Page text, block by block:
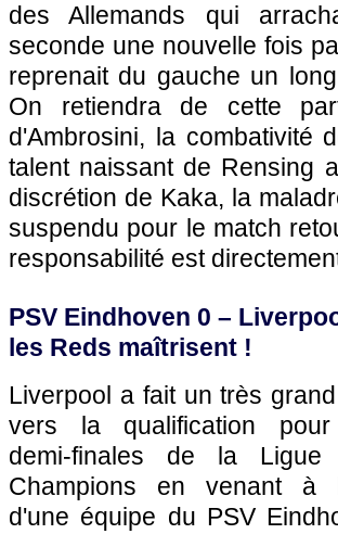
des Allemands qui
seconde une nouvelle fois
reprenait du gauche un
On retiendra de cette
d'Ambrosini, la combativité
talent naissant de Rensing
discrétion de Kaka, la
suspendu pour le match
responsabilité est
PSV Eindhoven 0 –
les Reds maîtrisent !
Liverpool a fait un très
vers la qualification
demi-finales de la Ligue
Champions en venant à
d'une équipe du PSV